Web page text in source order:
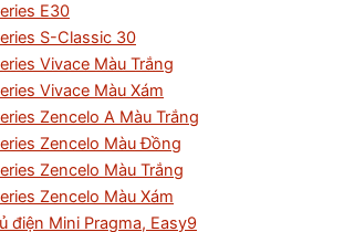
E30
S-Classic 30
Vivace Màu Trắng
Vivace Màu Xám
Zencelo A Màu Trắng
Zencelo Màu Đồng
Zencelo Màu Trắng
Zencelo Màu Xám
điện Mini Pragma, Easy9